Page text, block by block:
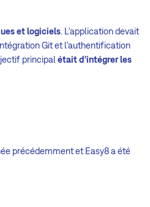
et logiciels. L'application devait
Git et l'authentification
principalétait d'intégrer les
précédemment et Easy8 a été